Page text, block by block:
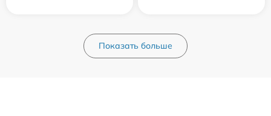
Показать больше